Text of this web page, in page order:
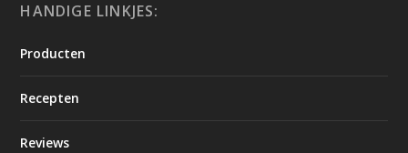
HANDIGE LINKJES:
Producten
Recepten
Reviews